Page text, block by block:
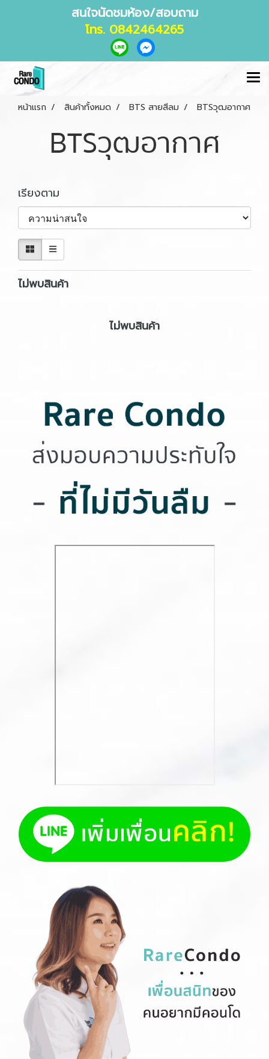
สนใจนัดชมห้อง/สอบถาม
โทร. 0842464265
หน้าแรก สินค้าทั้งหมด BTS สายสีลม BTSวุฒอากาศ
BTSวุฒอากาศ
เรียงตาม
ไม่พบสินค้า
ไม่พบสินค้า